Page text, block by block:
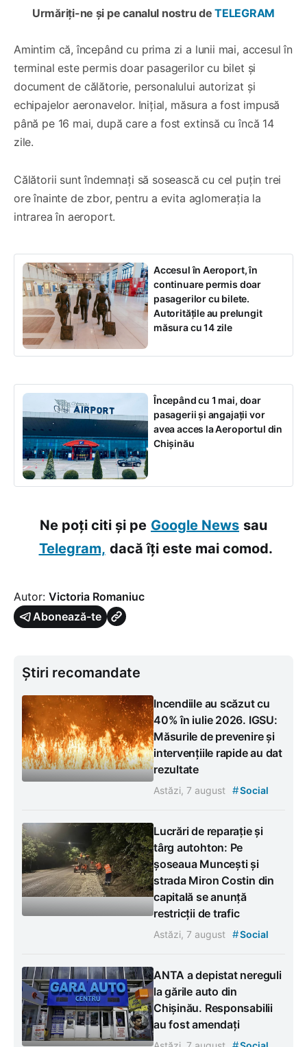
Urmăriți-ne și pe canalul nostru deTELEGRAM
Amintim că, începând cu prima zi a lunii mai, accesul în
terminal este permis doar pasagerilor cu bilet și
document de călătorie, personalului autorizat și
echipajelor aeronavelor. Inițial, măsura a fost impusă
până pe 16 mai, după care a fost extinsă cu încă 14
zile.
Călătorii sunt îndemnați să sosească cu cel puțin trei
ore înainte de zbor, pentru a evita aglomerația la
intrarea în aeroport.
Accesul în Aeroport, în
continuare permis doar
pasagerilor cu bilete.
Autoritățile au prelungit
măsura cu 14 zile
Începând cu 1 mai, doar
pasagerii și angajații vor
avea acces la Aeroportul din
Chișinău
Ne poți citi și pe Google News sau
Telegram, dacă îți este mai comod.
Autor: Victoria Romaniuc
Abonează-te
Știri recomandate
Incendiile au scăzut cu
40% în iulie 2026. IGSU:
Măsurile de prevenire și
intervențiile rapide au dat
rezultate
Astăzi, 7 august #Social
Lucrări de reparație și
târg autohton: Pe
șoseaua Muncești și
strada Miron Costin din
capitală se anunță
restricții de trafic
Astăzi, 7 august #Social
ANTA a depistat nereguli
la gările auto din
Chișinău. Responsabilii
au fost amendați